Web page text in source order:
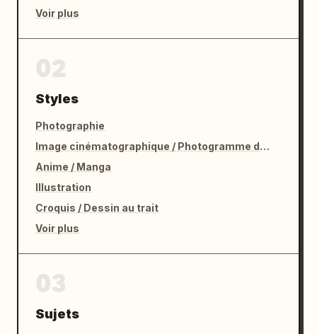
Voir plus
Styles
Photographie
Image cinématographique / Photogramme de film
Anime / Manga
Illustration
Croquis / Dessin au trait
Voir plus
Sujets